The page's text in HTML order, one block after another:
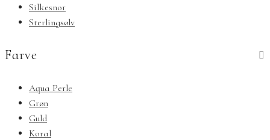
Silkesnor
Sterlingsølv
Farve
Aqua Perle
Grøn
Guld
Koral